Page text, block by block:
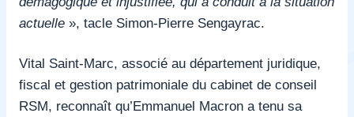
actuelle », tacle Simon-Pierre Sengayrac.
Vital Saint-Marc, associé au département juridique,
fiscal et gestion patrimoniale du cabinet de conseil
RSM, reconnaît qu’Emmanuel Macron a tenu sa